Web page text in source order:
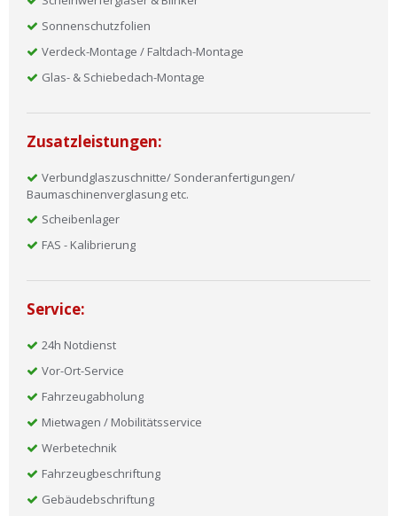
Sonnenschutzfolien
Verdeck-Montage / Faltdach-Montage
Glas- & Schiebedach-Montage
Zusatzleistungen:
Verbundglaszuschnitte/ Sonderanfertigungen/
Baumaschinenverglasung etc.
Scheibenlager
FAS - Kalibrierung
Service:
24h Notdienst
Vor-Ort-Service
Fahrzeugabholung
Mietwagen / Mobilitätsservice
Werbetechnik
Fahrzeugbeschriftung
Gebäudebschriftung